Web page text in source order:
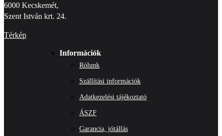
6000 Kecskemét,
Szent István krt. 24.
Térkép
Információk
Rólunk
Szállítási információk
Adatkezelési tájékoztató
ÁSZF
Garancia, jótállás